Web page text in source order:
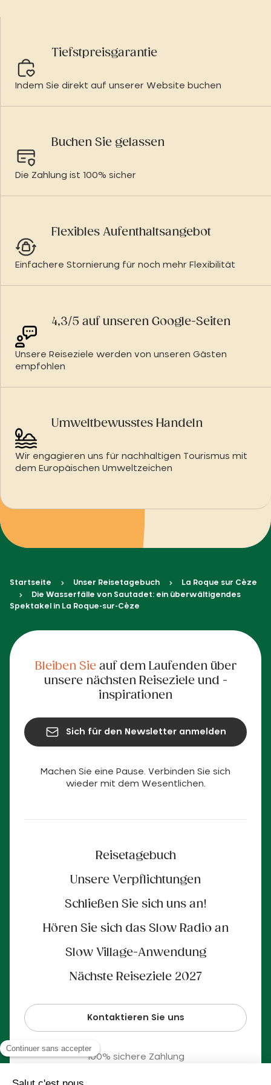
Tiefstpreisgarantie
Indem Sie direkt auf unserer Website buchen
Buchen Sie gelassen
Die Zahlung ist 100% sicher
Flexibles Aufenthaltsangebot
Einfachere Stornierung für noch mehr Flexibilität
4,3/5 auf unseren Google-Seiten
Unsere Reiseziele werden von unseren Gästen
empfohlen
Umweltbewusstes Handeln
Wir engagieren uns für nachhaltigen Tourismus mit
dem Europäischen Umweltzeichen
Startseite Unser Reisetagebuch
La Roque sur Cèze
Die Wasserfälle von Sautadet: ein überwältigendes
Spektakel in La Roque-sur-Cèze
Machen Sie eine Pause. Verbinden Sie sich
wieder mit dem Wesentlichen.
Reisetagebuch
Unsere Verpflichtungen
Schließen Sie sich uns an!
Hören Sie sich das Slow Radio an
Slow Village-Anwendung
Nächste Reiseziele 2027
Kontaktieren Sie uns
100% sichere Zahlung
Bleiben Sieauf dem Laufenden über
unsere nächsten Reiseziele und -
inspirationen
Sich für den Newsletter anmelden